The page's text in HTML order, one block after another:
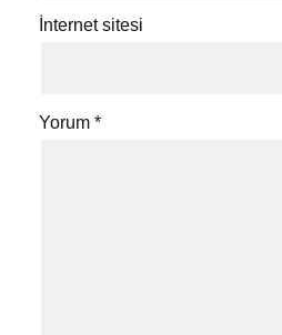
İnternet sitesi
Yorum *